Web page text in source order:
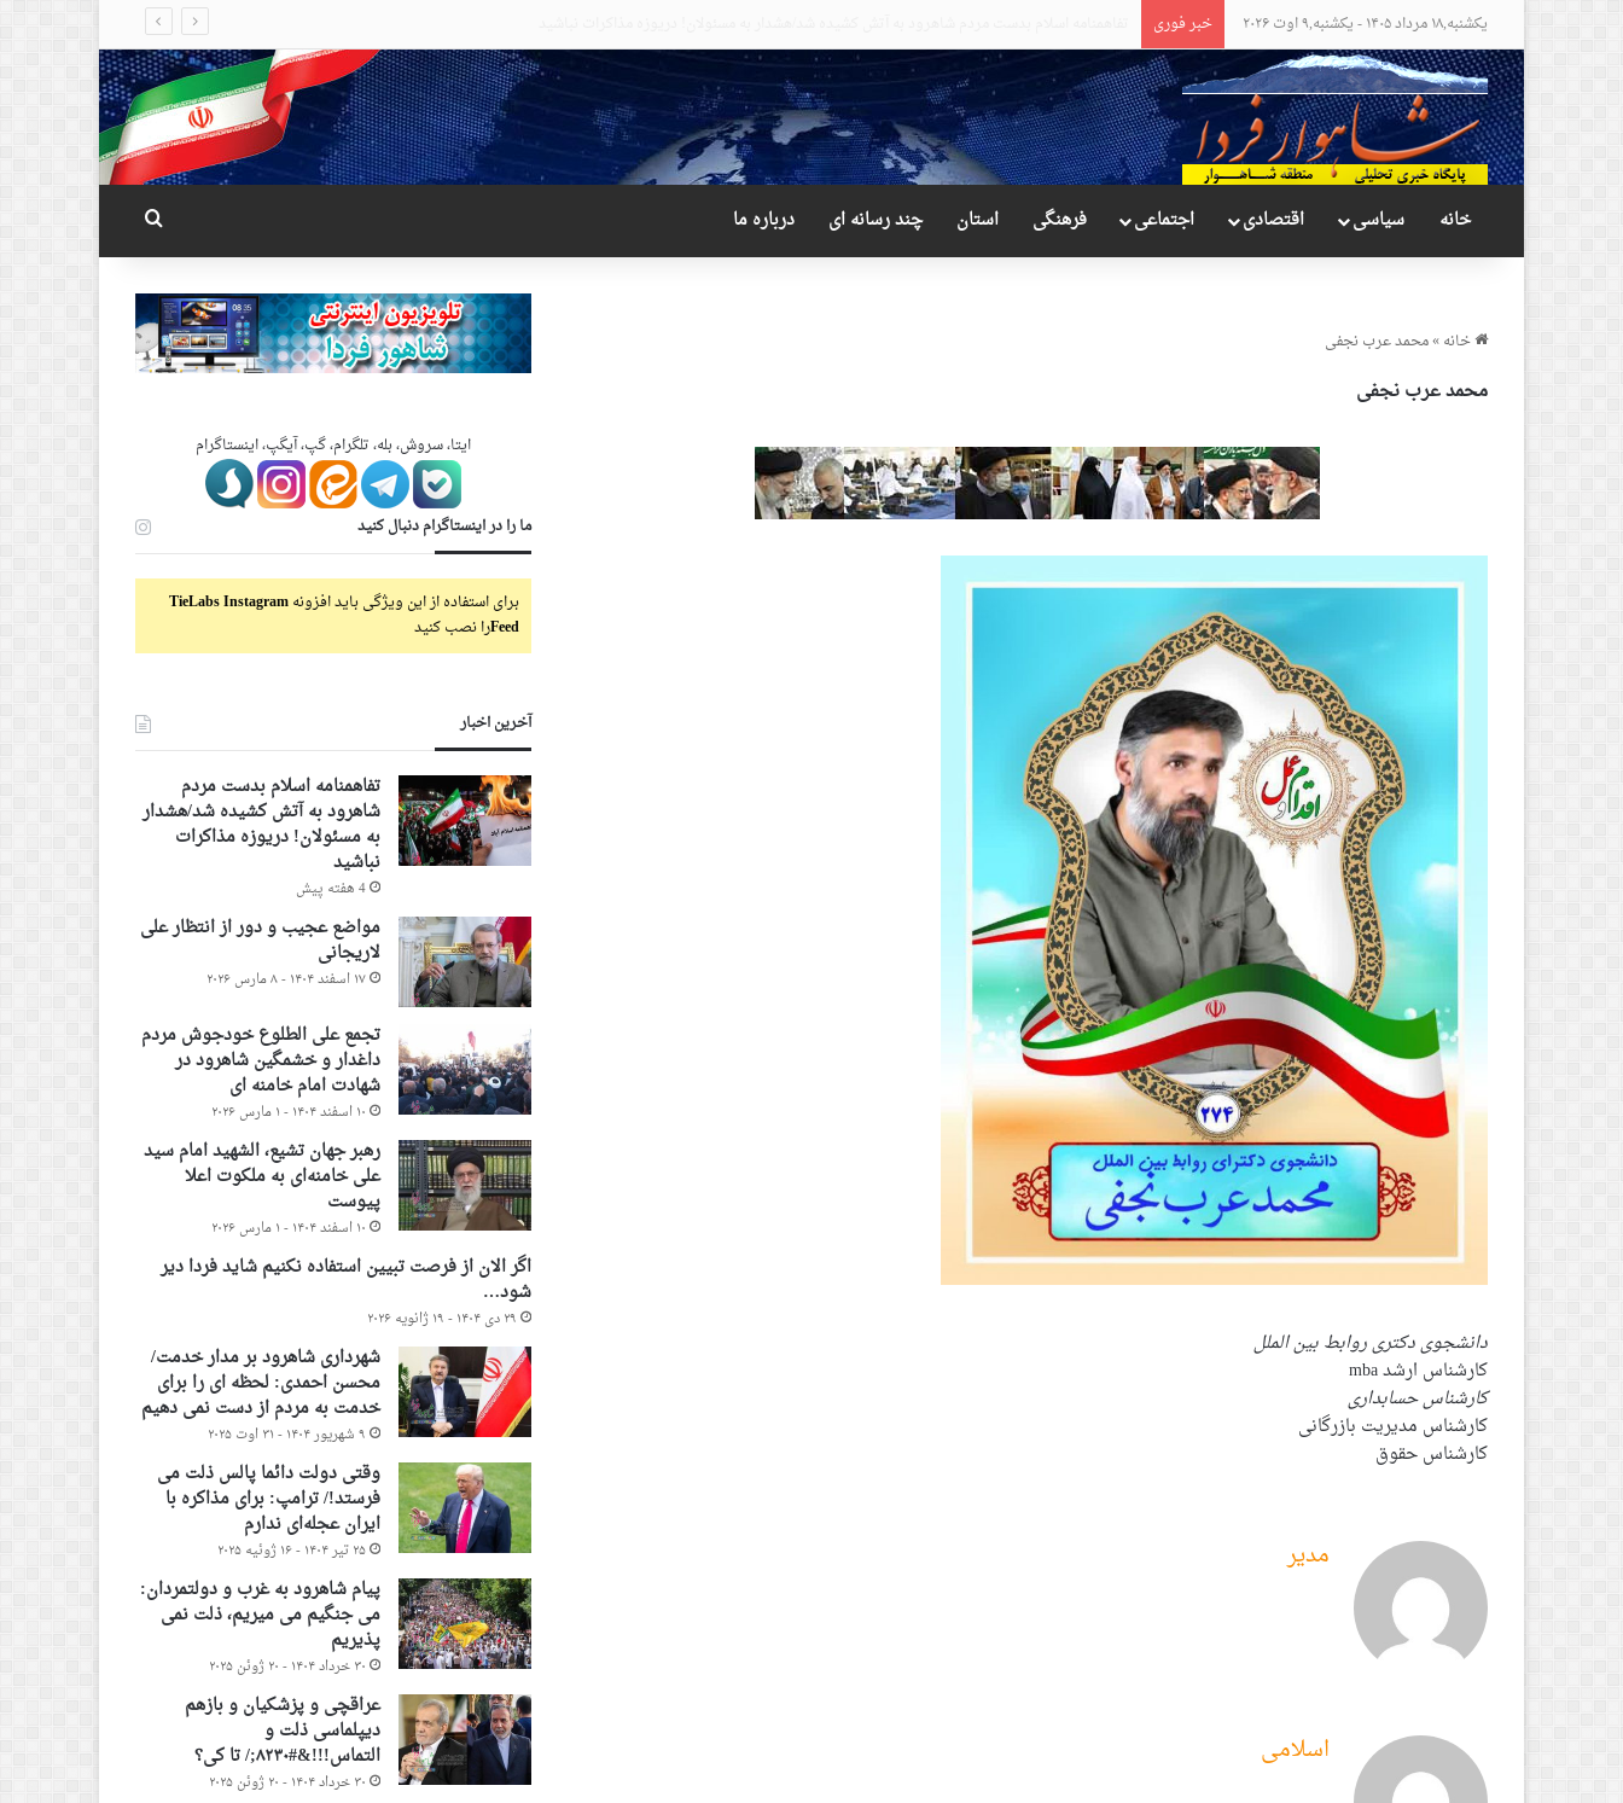
یکشنبه,۱۸ مرداد ۱۴۰۵ - یکشنبه,۹ اوت ۲۰۲۶ خبر فوری
خانه سیاسی اقتصادی اجتماعی فرهنگی استان چند رسانه ای درباره ما جستجو برای
خانه»محمد عرب نجفی
محمد عرب نجفی
دانشجوی دکتری روابط بین الملل
کارشناس ارشد mba
کارشناس حسابداری
کارشناس مدیریت بازرگانی
کارشناس حقوق
مدیر
اسلامی
ایتا، سروش، بله، تلگرام، گپ، آیگپ، اینستاگرام
ما را در اینستاگرام دنبال کنید
برای استفاده از این ویژگی باید افزونهTieLabs Instagram
Feedرا نصب کنید
آخرین اخبار
تفاهمنامه اسلام بدست مردم
شاهرود به آتش کشیده شد/هشدار
به مسئولان! دریوزه مذاکرات
نباشید
4 هفته پیش
مواضع عجیب و دور از انتظار علی
لاریجانی
۱۷ اسفند ۱۴۰۴ - ۸ مارس ۲۰۲۶
تجمع علی الطلوع خودجوش مردم
داغدار و خشمگین شاهرود در
شهادت امام خامنه ای
۱۰ اسفند ۱۴۰۴ - ۱ مارس ۲۰۲۶
رهبر جهان تشیع، الشهید امام سید
علی خامنه‌ای به ملکوت اعلا
پیوست
۱۰ اسفند ۱۴۰۴ - ۱ مارس ۲۰۲۶
اگر الان از فرصت تبیین استفاده نکنیم شاید فردا دیر
شود…
۲۹ دی ۱۴۰۴ - ۱۹ ژانویه ۲۰۲۶
شهرداری شاهرود بر مدار خدمت/
محسن احمدی: لحظه ای را برای
خدمت به مردم از دست نمی دهیم
۹ شهریور ۱۴۰۴ - ۳۱ اوت ۲۰۲۵
وقتی دولت دائما پالس ذلت می
فرستد!/ ترامپ: برای مذاکره با
ایران عجله‌ای ندارم
۲۵ تیر ۱۴۰۴ - ۱۶ ژوئیه ۲۰۲۵
پیام شاهرود به غرب و دولتمردان:
می جنگیم می میریم، ذلت نمی
پذیریم
۳۰ خرداد ۱۴۰۴ - ۲۰ ژوئن ۲۰۲۵
عراقچی و پزشکیان و بازهم
دیپلماسی ذلت و
التماس!!!&#۸۲۳۰;/ تا کی؟
۳۰ خرداد ۱۴۰۴ - ۲۰ ژوئن ۲۰۲۵